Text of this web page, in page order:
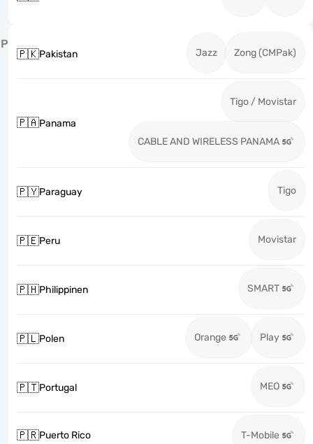
P
🇵🇰Pakistan Jazz Zong (CMPak)
🇵🇦Panama
Tigo / Movistar
CABLE AND WIRELESS PANAMA
🇵🇾Paraguay Tigo
🇵🇪Peru Movistar
🇵🇭Philippinen SMART
🇵🇱Polen Orange Play
🇵🇹Portugal MEO
🇵🇷Puerto Rico T-Mobile